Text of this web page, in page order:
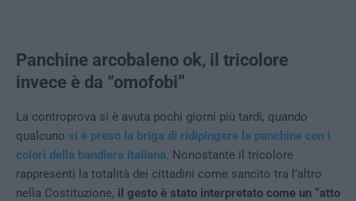
Panchine arcobaleno ok, il tricolore
invece è da “omofobi”
La controprova si è avuta pochi giorni più tardi, quando
qualcuno si è preso la briga di ridipingere le panchine con i
colori della bandiera italiana. Nonostante il tricolore
rappresenti la totalità dei cittadini come sancito tra l’altro
nella Costituzione, il gesto è stato interpretato come un “atto